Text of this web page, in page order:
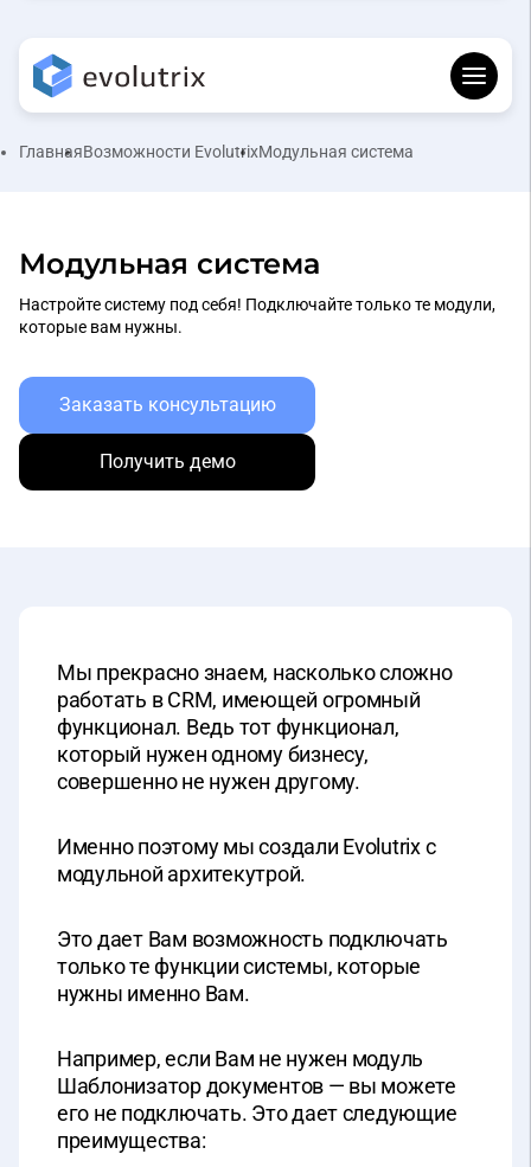
ГлавнаяВозможности EvolutrixМодульная система
Модульная система
Настройте систему под себя! Подключайте только те модули,
которые вам нужны.
Заказать консультацию
Получить демо
Мы прекрасно знаем, насколько сложно
работать в CRM, имеющей огромный
функционал. Ведь тот функционал,
который нужен одному бизнесу,
совершенно не нужен другому.
Именно поэтому мы создали Evolutrix с
модульной архитекутрой.
Это дает Вам возможность подключать
только те функции системы, которые
нужны именно Вам.
Например, если Вам не нужен модуль
Шаблонизатор документов — вы можете
его не подключать. Это дает следующие
преимущества: